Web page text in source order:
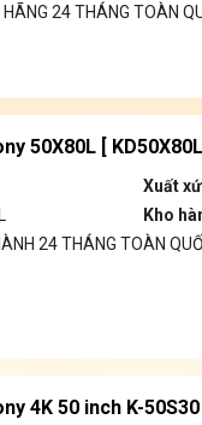
HÃNG 24 THÁNG TOÀN
50X80L [
Xuất
Kho
24 THÁNG TOÀN
4K 50 inch K-50S30